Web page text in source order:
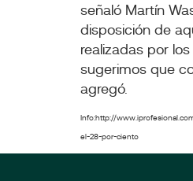
señaló Martín
disposición de
realizadas por
sugerimos que
agregó.
Info:http://
el-28-por-ciento